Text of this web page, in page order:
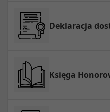
Deklaracja
Księga